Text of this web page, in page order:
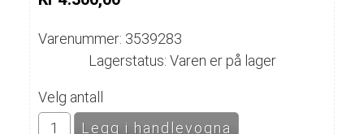
Varenummer: 3539283
Lagerstatus: Varen er på lager
Velg antall